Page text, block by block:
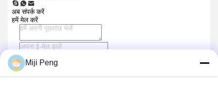
अब संपर्क करें
हमें मेल करें
भेजना
Miji Peng